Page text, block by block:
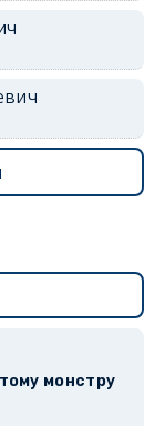
монстру